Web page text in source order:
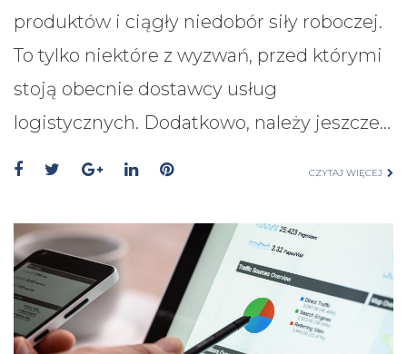
produktów i ciągły niedobór siły roboczej.
To tylko niektóre z wyzwań, przed którymi
stoją obecnie dostawcy usług
logistycznych. Dodatkowo, należy jeszcze…
CZYTAJ WIĘCEJ